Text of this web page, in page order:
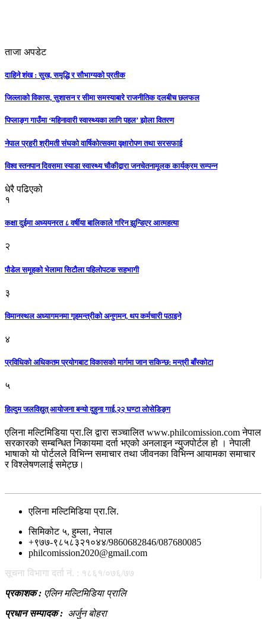
ताजा अपडेट
दाहिने शंख : सुख, समृद्धि र सौभाग्यको प्रतीक
जिल्लाको विकास, सुशासन र सीमा समस्याबारे राजनीतिक दलबीच छलफल
पिप्लाङ्ग गाउँमा ‘महिनावारी स्वास्थ्यका लागि पहल’ झोला वितरण
नेपाल प्रहरी श्रीमती संघको वार्षिकोत्सवमा वृक्षारोपण तथा सरसफाई
विश्व स्तनपान दिवसमा स्याडा स्वास्थ्य चौकीद्वारा जनचेतनामूलक कार्यक्रम सम्पन्न
धेरै पढिएको
१
कक्षा दुईमा अध्ययनरत ८ वर्षीया बालिकाले गरिन झुन्डिएर आत्महत्या
२
पौडेल समूहको भेलामा सिटौला पहिलोपटक सहभागी
३
विमानस्थल अध्यागमनमा गृहमन्त्रीको अनुगमन, थप कर्मचारी पठाइने
४
प्रविधिको अधिकतम प्रयोगबाट विकासको मार्गमा जान सकिन्छ: मन्त्री बाँस्कोटा
५
हिल्दुम जलविद्युत् आयोजना बन्यो दुहुना गाई,२२ घण्टा लोसेडिङ्ग
एलिना मल्टिमिडिया प्रा.लि द्वारा सञ्चालित www.philcomission.com नेपाल
सरकारको सम्बन्धित निकायमा दर्ता भएको अनलाइन न्युजपोर्टल हो । नेपाली
भाषाको यो पोर्टलले विभिन्न समाचार तथा जीवनका विभिन्न आयामका समाचार
र विश्लेषणलाई समेट्छ।
एलिना मल्टिमिडिया प्रा.लि.
सिमिकोट ५, हुम्ला, नेपाल
+९७७-९८५८३२१०४४/9860682846/087680085
philcomission2020@gmail.com
सूचना विभागा दर्ता नं. : १८६१/०७६/७७
प्रकाशक : एलिन मल्टिमिडिया प्रालि
प्रधान सम्पादक : अर्जुन बोहरा